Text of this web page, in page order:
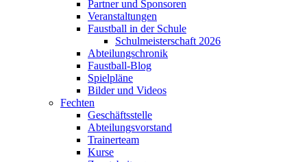
Partner und Sponsoren
Veranstaltungen
Faustball in der Schule
Schulmeisterschaft 2026
Abteilungschronik
Faustball-Blog
Spielpläne
Bilder und Videos
Fechten
Geschäftsstelle
Abteilungsvorstand
Trainerteam
Kurse